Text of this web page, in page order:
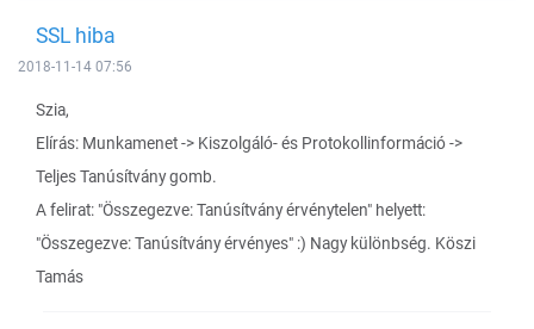
SSL hiba
2018-11-14 07:56
Szia,
Elírás: Munkamenet -> Kiszolgáló- és Protokollinformáció ->
Teljes Tanúsítvány gomb.
A felirat: "Összegezve: Tanúsítvány érvénytelen" helyett:
"Összegezve: Tanúsítvány érvényes" :) Nagy különbség. Köszi
Tamás